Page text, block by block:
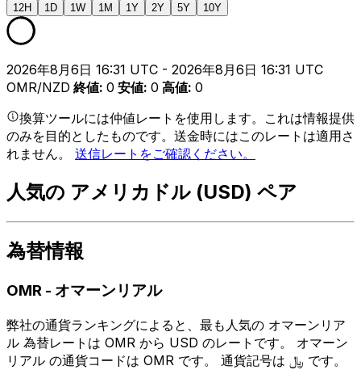
12H 1D 1W 1M 1Y 2Y 5Y 10Y
2026年8月6日 16:31 UTC - 2026年8月6日 16:31 UTC
OMR/NZD 終値: 0 安値: 0 高値: 0
換算ツールには仲値レートを使用します。これは情報提供
のみを目的としたものです。送金時にはこのレートは適用さ
れません。 送信レートをご確認ください。
人気の アメリカドル (USD) ペア
為替情報
OMR - オマーンリアル
弊社の通貨ランキングによると、最も人気の オマーンリア
ル 為替レートは OMR から USD のレートです。 オマーン
リアル の通貨コードは OMR です。 通貨記号は ﷼ です。